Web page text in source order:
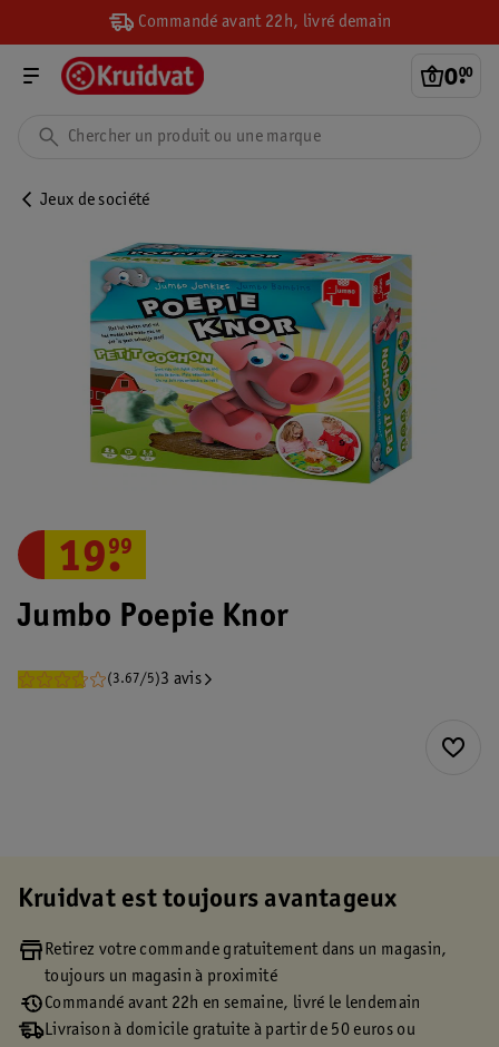
Commandé avant 22h, livré demain
0.
00
Jeux de société
Jumbo Poepie Knor
(3.67/5)3 avis
19.
99
Kruidvat est toujours avantageux
Retirez votre commande gratuitement dans un magasin,
toujours un magasin à proximité
Commandé avant 22h en semaine, livré le lendemain
Livraison à domicile gratuite à partir de 50 euros ou